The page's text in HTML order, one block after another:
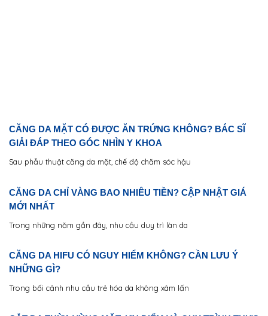
CĂNG DA MẶT CÓ ĐƯỢC ĂN TRỨNG KHÔNG? BÁC SĨ
GIẢI ĐÁP THEO GÓC NHÌN Y KHOA
Sau phẫu thuật căng da mặt, chế độ chăm sóc hậu
CĂNG DA CHỈ VÀNG BAO NHIÊU TIỀN? CẬP NHẬT GIÁ
MỚI NHẤT
Trong những năm gần đây, nhu cầu duy trì làn da
CĂNG DA HIFU CÓ NGUY HIỂM KHÔNG? CẦN LƯU Ý
NHỮNG GÌ?
Trong bối cảnh nhu cầu trẻ hóa da không xâm lấn